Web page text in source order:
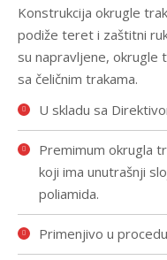
Konstrukcija okrugle
podiže teret i zaštitni
su napravljene, okrugle
sa čeličnim trakama.
U skladu sa
Premimum okrugla
koji ima unutrašnji
poliamida.
Primenjivo u